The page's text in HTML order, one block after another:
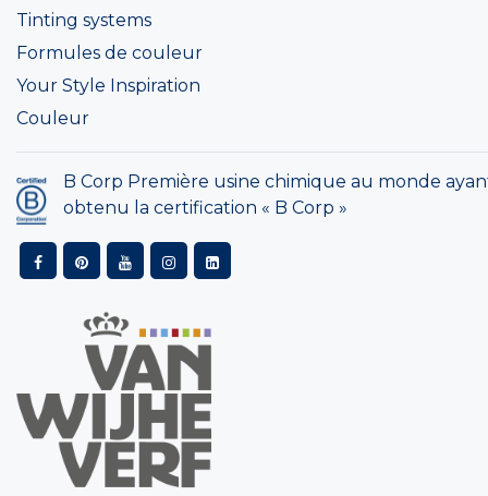
Tinting systems
Formules de couleur
Your Style Inspiration
Couleur
B Corp Première usine chimique au monde
obtenu la certification « B Corp »